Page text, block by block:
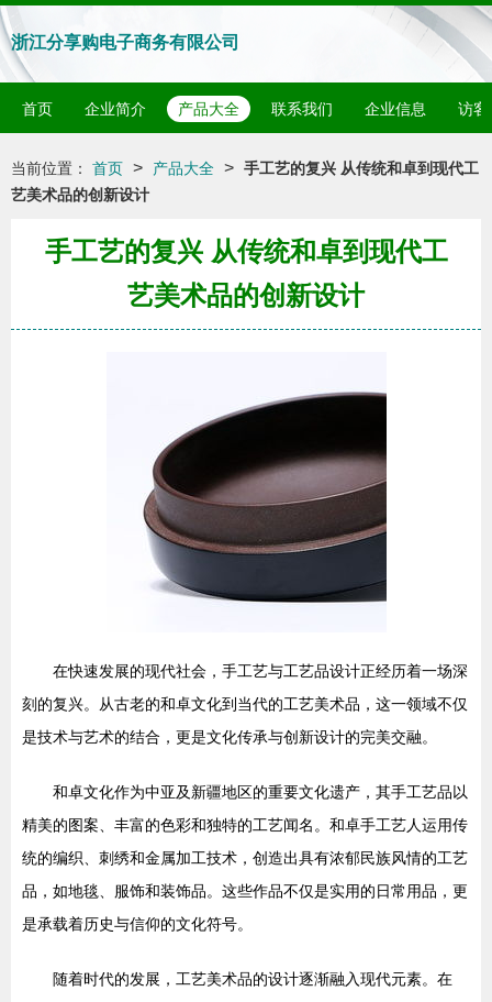
浙江分享购电子商务有限公司
首页 企业简介 产品大全 联系我们 企业信息 访客
当前位置： 首页 > 产品大全 > 手工艺的复兴 从传统和卓到现代工
艺美术品的创新设计
手工艺的复兴 从传统和卓到现代工
艺美术品的创新设计
在快速发展的现代社会，手工艺与工艺品设计正经历着一场深
刻的复兴。从古老的和卓文化到当代的工艺美术品，这一领域不仅
是技术与艺术的结合，更是文化传承与创新设计的完美交融。
和卓文化作为中亚及新疆地区的重要文化遗产，其手工艺品以
精美的图案、丰富的色彩和独特的工艺闻名。和卓手工艺人运用传
统的编织、刺绣和金属加工技术，创造出具有浓郁民族风情的工艺
品，如地毯、服饰和装饰品。这些作品不仅是实用的日常用品，更
是承载着历史与信仰的文化符号。
随着时代的发展，工艺美术品的设计逐渐融入现代元素。在